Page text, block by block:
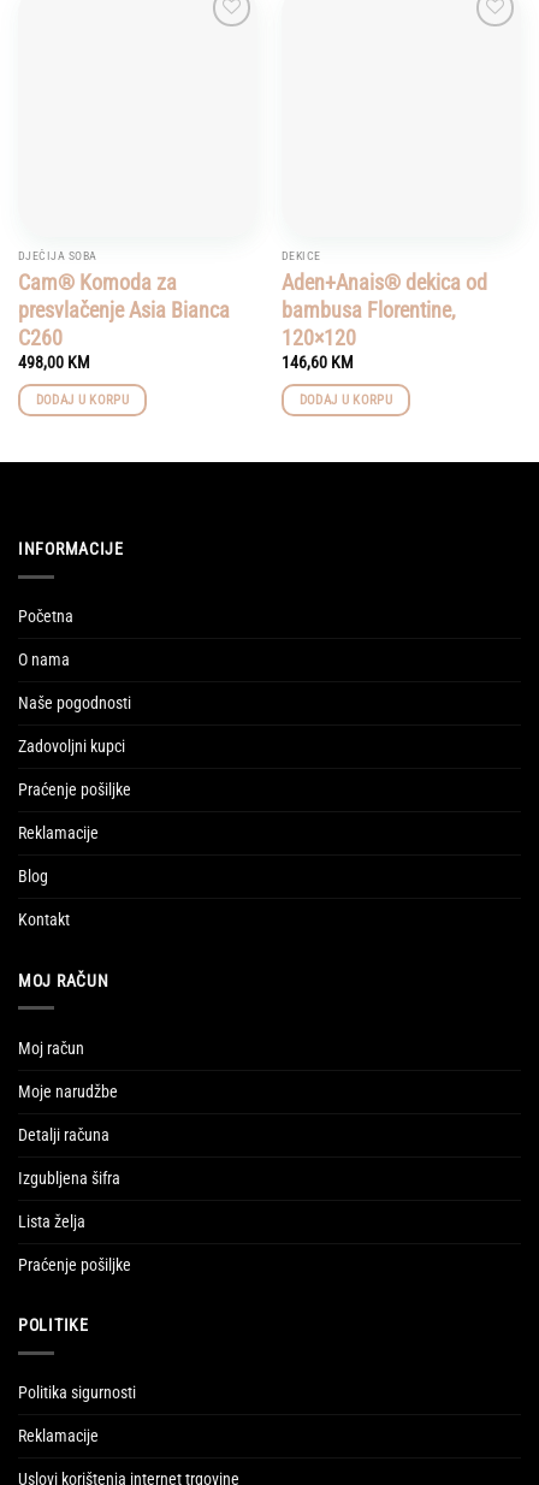
DJEČIJA SOBA
Cam® Komoda za
presvlačenje Asia Bianca
C260
498,00 KM
DODAJ U KORPU
DEKICE
Aden+Anais® dekica od
bambusa Florentine,
120×120
146,60 KM
DODAJ U KORPU
INFORMACIJE
Početna
O nama
Naše pogodnosti
Zadovoljni kupci
Praćenje pošiljke
Reklamacije
Blog
Kontakt
MOJ RAČUN
Moj račun
Moje narudžbe
Detalji računa
Izgubljena šifra
Lista želja
Praćenje pošiljke
POLITIKE
Politika sigurnosti
Reklamacije
Uslovi korištenja internet trgovine